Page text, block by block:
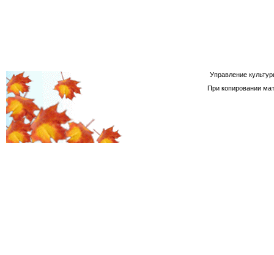
Управление
При копировании